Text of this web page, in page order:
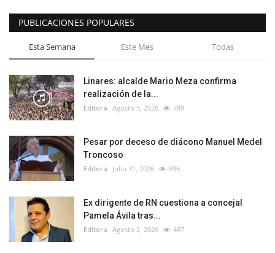
PUBLICACIONES POPULARES
Esta Semana Este Mes Todas
Linares: alcalde Mario Meza confirma
realización de la...
Editora Agosto 5, 2026 789
Pesar por deceso de diácono Manuel Medel
Troncoso
Editora Julio 31, 2026 696
Ex dirigente de RN cuestiona a concejal
Pamela Ávila tras...
Editora Agosto 2, 2026 487